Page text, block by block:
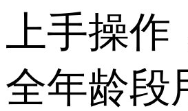
上手操作
全年龄段